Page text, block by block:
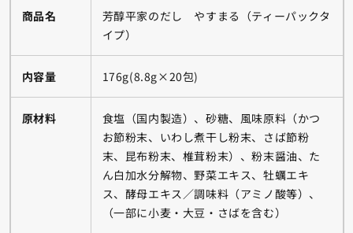
商品名
芳醇平家のだし やすまる（ティーパックタ
イプ）
内容量 176g(8.8g×20包)
原材料
食塩（国内製造）、砂糖、風味原料（かつ
お節粉末、いわし煮干し粉末、さば節粉
末、昆布粉末、椎茸粉末）、粉末醤油、た
ん白加水分解物、野菜エキス、牡蠣エキ
ス、酵母エキス／調味料（アミノ酸等）、
（一部に小麦・大豆・さばを含む）